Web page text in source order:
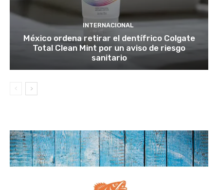
INTERNACIONAL
México ordena retirar el dentífrico Colgate
Total Clean Mint por un aviso de riesgo
sanitario